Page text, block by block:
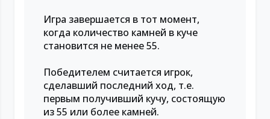
Игра завершается в тот момент,
когда количество камней в куче
становится не менее 55.
Победителем считается игрок,
сделавший последний ход, т.е.
первым получивший кучу, состоящую
из 55 или более камней.